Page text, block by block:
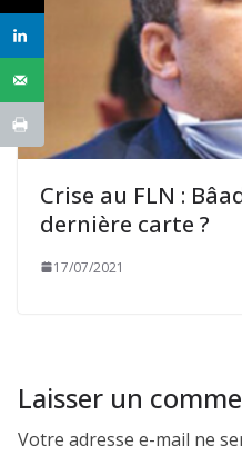
Crise au FLN :
dernière carte ?
17/07/2021
Laisser un
Votre adresse e-mail ne